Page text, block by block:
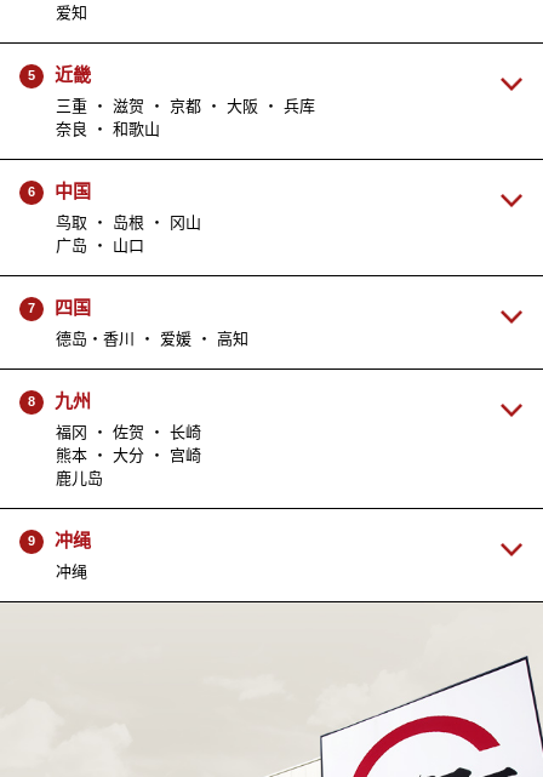
爱知
5 近畿
三重 ・ 滋贺 ・ 京都 ・ 大阪 ・ 兵库
奈良 ・ 和歌山
6 中国
鸟取 ・ 岛根 ・ 冈山
广岛 ・ 山口
7 四国
德岛・香川 ・ 爱媛 ・ 高知
8 九州
福冈 ・ 佐贺 ・ 长崎
熊本 ・ 大分 ・ 宫崎
鹿儿岛
9 冲绳
冲绳